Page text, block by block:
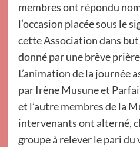
membres ont répondu
l’occasion placée sous le
cette Association dans
donné par une brève
L’animation de la journée
par Irène Musune et
et l’autre membres de la
intervenants ont alterné,
groupe à relever le pari du